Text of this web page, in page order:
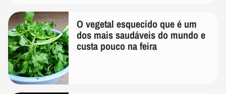
O vegetal esquecido que é um
dos mais saudáveis do mundo e
custa pouco na feira